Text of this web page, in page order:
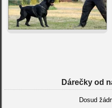
Dárečky od
Dosud